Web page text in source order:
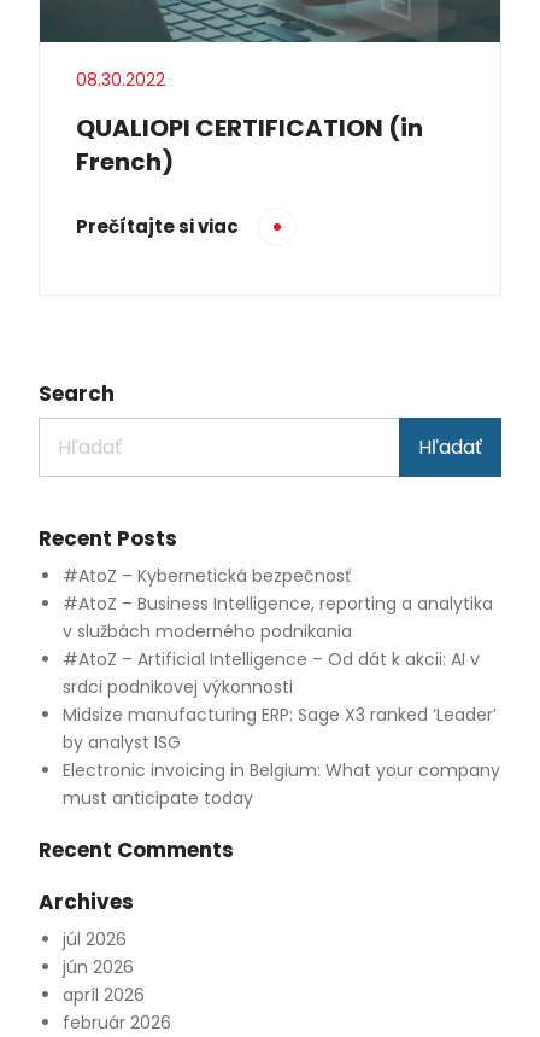
08.30.2022
QUALIOPI CERTIFICATION (in
French)
Prečítajte si viac
Search
Hľadať
Recent Posts
#AtoZ – Kybernetická bezpečnosť
#AtoZ – Business Intelligence, reporting a analytika
v službách moderného podnikania
#AtoZ – Artificial Intelligence – Od dát k akcii: AI v
srdci podnikovej výkonnosti
Midsize manufacturing ERP: Sage X3 ranked ‘Leader’
by analyst ISG
Electronic invoicing in Belgium: What your company
must anticipate today
Recent Comments
Archives
júl 2026
jún 2026
apríl 2026
február 2026